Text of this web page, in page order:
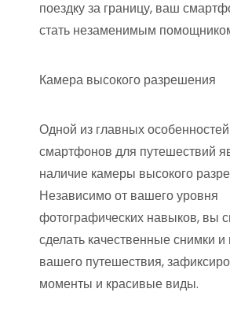
поездку за границу, ваш
стать незаменимым
Камера высокого разрешения
Одной из главных
смартфонов для путешествий
наличие камеры высокого
Независимо от вашего уровня
фотографических навыков, вы
сделать качественные снимки и
вашего путешествия,
моменты и красивые виды.